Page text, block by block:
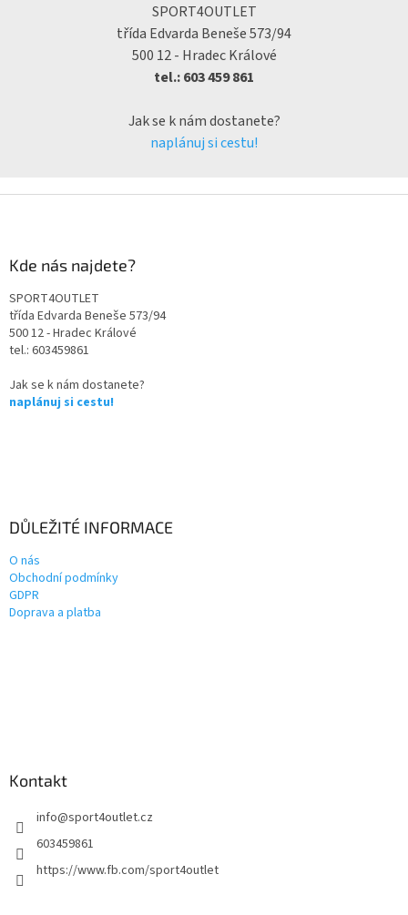
SPORT4OUTLET
třída Edvarda Beneše 573/94
500 12 - Hradec Králové
tel.: 603 459 861
Jak se k nám dostanete?
naplánuj si cestu!
Kde nás najdete?
SPORT4OUTLET
třída Edvarda Beneše 573/94
500 12 - Hradec Králové
tel.: 603459861
Jak se k nám dostanete?
naplánuj si cestu!
DŮLEŽITÉ INFORMACE
O nás
Obchodní podmínky
GDPR
Doprava a platba
Kontakt
info@sport4outlet.cz
603459861
https://www.fb.com/sport4outlet